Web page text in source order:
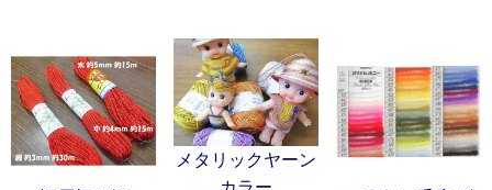
メタリックヤーン